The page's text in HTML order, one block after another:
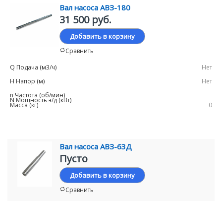
Вал насоса АВЗ-180
31 500 руб.
Добавить в корзину
Сравнить
Нет
Нет
0
Вал насоса АВЗ-63Д
Пусто
Добавить в корзину
Сравнить